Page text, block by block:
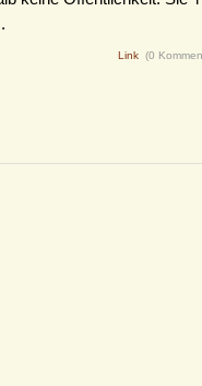
Link (0